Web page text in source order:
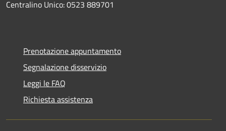
Centralino Unico: 0523 889701
Prenotazione appuntamento
Segnalazione disservizio
Leggi le FAQ
Richiesta assistenza